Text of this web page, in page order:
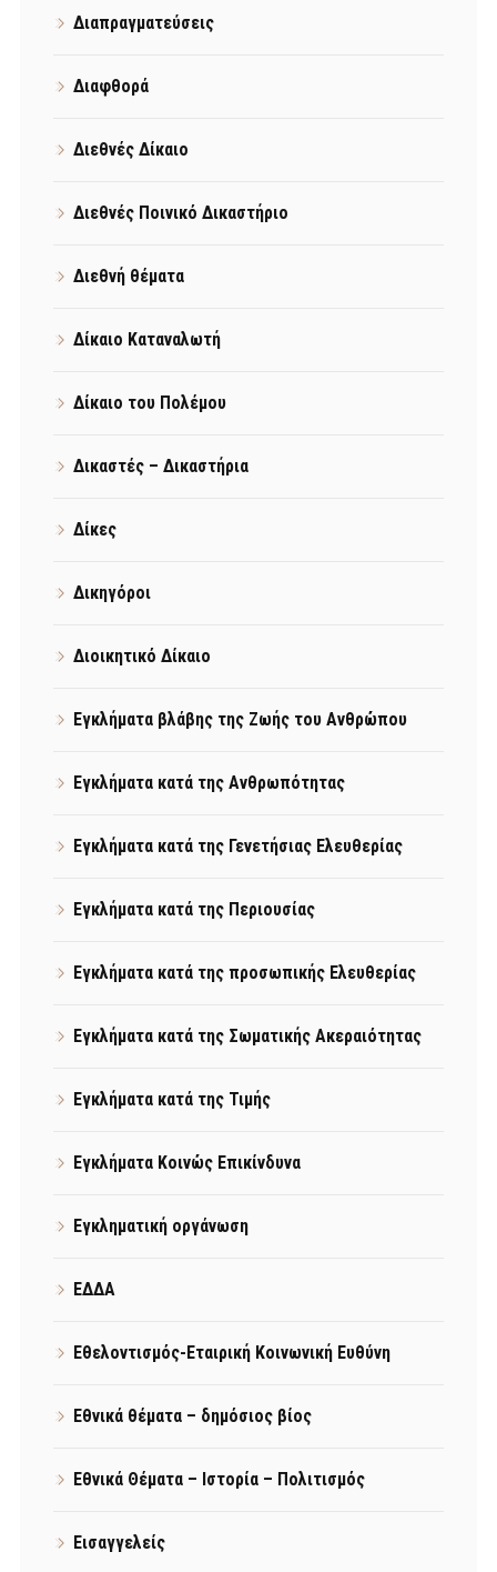
Διαπραγματεύσεις
Διαφθορά
Διεθνές Δίκαιο
Διεθνές Ποινικό Δικαστήριο
Διεθνή θέματα
Δίκαιο Καταναλωτή
Δίκαιο του Πολέμου
Δικαστές – Δικαστήρια
Δίκες
Δικηγόροι
Διοικητικό Δίκαιο
Εγκλήματα βλάβης της Ζωής του Ανθρώπου
Εγκλήματα κατά της Ανθρωπότητας
Εγκλήματα κατά της Γενετήσιας Ελευθερίας
Εγκλήματα κατά της Περιουσίας
Εγκλήματα κατά της προσωπικής Ελευθερίας
Εγκλήματα κατά της Σωματικής Ακεραιότητας
Εγκλήματα κατά της Τιμής
Εγκλήματα Κοινώς Επικίνδυνα
Εγκληματική οργάνωση
ΕΔΔΑ
Εθελοντισμός-Εταιρική Κοινωνική Ευθύνη
Εθνικά θέματα – δημόσιος βίος
Εθνικά Θέματα – Ιστορία – Πολιτισμός
Εισαγγελείς